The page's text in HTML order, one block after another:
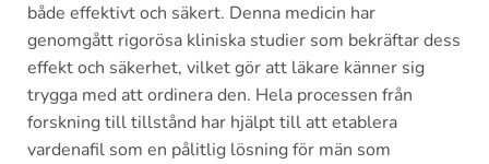
både effektivt och säkert. Denna medicin har
genomgått rigorösa kliniska studier som bekräftar dess
effekt och säkerhet, vilket gör att läkare känner sig
trygga med att ordinera den. Hela processen från
forskning till tillstånd har hjälpt till att etablera
vardenafil som en pålitlig lösning för män som